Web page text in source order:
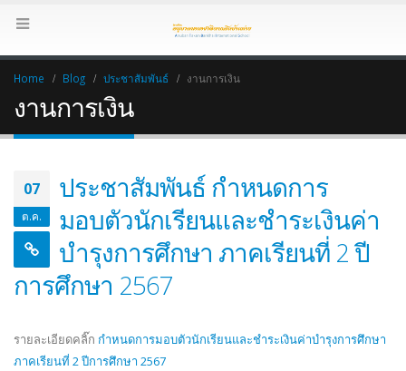
Home Blog ประชาสัมพันธ์ งานการเงิน
งานการเงิน
07
ต.ค.
ประชาสัมพันธ์ กำหนดการ
มอบตัวนักเรียนและชำระเงินค่า
บำรุงการศึกษา ภาคเรียนที่ 2 ปี
การศึกษา 2567
รายละเอียดคลิ๊ก กำหนดการมอบตัวนักเรียนและชำระเงินค่าบำรุงการศึกษา
ภาคเรียนที่ 2 ปีการศึกษา 2567